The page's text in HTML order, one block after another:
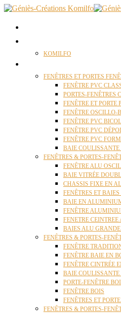
KOMILFO
FENÊTRES ET PORTES
FENÊTRE PVC
PORTES-FENÊTRES
FENÊTRE ET
FENÊTRE OSCILLO-
FENÊTRE PVC
FENÊTRE PVC
FENÊTRE PVC
BAIE COULISSANTE
FENÊTRES & PORTES-
FENÊTRE ALU
BAIE VITRÉE
CHASSIS FIXE EN
FENÊTRES ET
BAIE EN
FENÊTRE
FENETRE
BAIES ALU
FENÊTRES & PORTES-
FENÊTRE
FENÊTRE BAIE EN
FENÊTRE CINTRÉE
BAIE COULISSANTE
PORTE-FENÊTRE
FENÊTRE BOIS
FENÊTRES ET
FENÊTRES & PORTES-